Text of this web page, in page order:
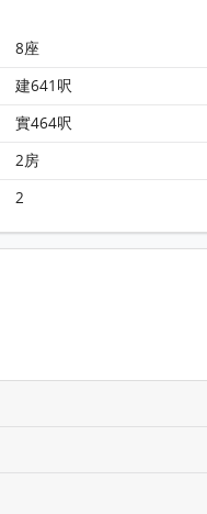
8座
建641呎
實464呎
2房
2